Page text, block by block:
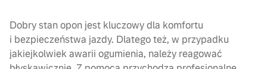
Dobry stan opon jest kluczowy dla komfortu
i bezpieczeństwa jazdy. Dlatego też, w przypadku
jakiejkolwiek awarii ogumienia, należy reagować